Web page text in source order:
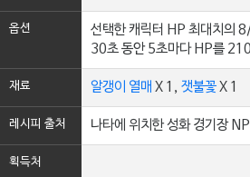
옵션
선택한 캐릭터 HP 최대치의
30초 동안 5초마다 HP를
재료 알갱이 열매 X 1, 잿불꽃X 1
레시피 출처 나타에 위치한 성화 경기장
획득처